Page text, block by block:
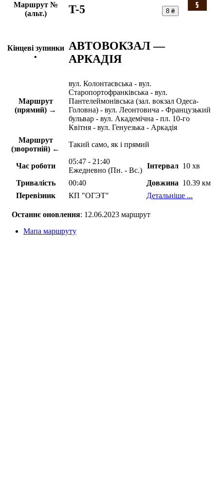
Маршрут №
(альт.)
T-5 8 ₴
Кінцеві зупинки
•
АВТОВОКЗАЛ —
АРКАДІЯ
Маршрут
(прямий) →
вул. Колонтаєвська - вул.
Старопортофранківська - вул.
Пантелеймонівська (зал. вокзал Одеса-
Головна) - вул. Леонтовича - Французький
бульвар - вул. Академічна - пл. 10-го
Квітня - вул. Генуезька - Аркадія
Маршрут
(зворотній) ←
Такий само, як і прямий
Час роботи
05:47 - 21:40
Ежедневно (Пн. - Вс.)
Інтервал 10 хв
Тривалість 00:40 Довжина 10.39 км
Перевізник
КП "ОГЭТ" Детальніше ...
Останнє оновлення: 12.06.2023 маршрут
Мапа маршруту